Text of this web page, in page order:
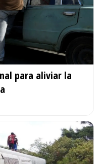
para aliviar la